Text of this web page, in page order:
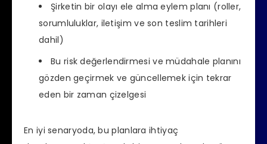
Şirketin bir olayı ele alma eylem planı (roller,
sorumluluklar, iletişim ve son teslim tarihleri ​​
dahil)
Bu risk değerlendirmesi ve müdahale planını
gözden geçirmek ve güncellemek için tekrar
eden bir zaman çizelgesi
En iyi senaryoda, bu planlara ihtiyaç